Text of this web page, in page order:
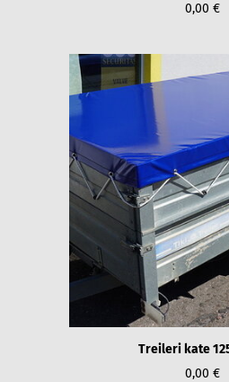
0,00 €
Treileri kate
0,00 €